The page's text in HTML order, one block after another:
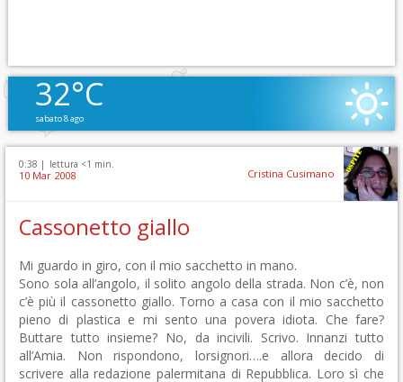
32°C
sabato 8 ago
0:38 | lettura <1 min.
10 Mar 2008 Cristina Cusimano
Cassonetto giallo
Mi guardo in giro, con il mio sacchetto in mano.
Sono sola all’angolo, il solito angolo della strada. Non c’è, non
c’è più il cassonetto giallo. Torno a casa con il mio sacchetto
pieno di plastica e mi sento una povera idiota. Che fare?
Buttare tutto insieme? No, da incivili. Scrivo. Innanzi tutto
all’Amia. Non rispondono, lorsignori….e allora decido di
scrivere alla redazione palermitana di Repubblica. Loro sì che